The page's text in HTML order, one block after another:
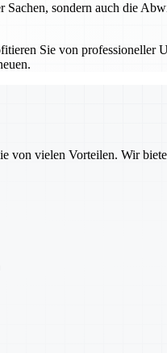
sondern auch die
Sie von professioneller
von vielen Vorteilen. Wir